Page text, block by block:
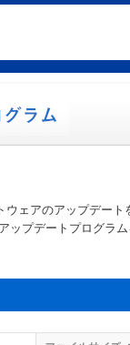
ェアのアップデー
ップデートプログラ